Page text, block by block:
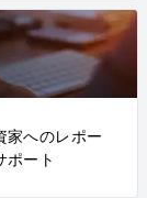
家へのレポー
ポート